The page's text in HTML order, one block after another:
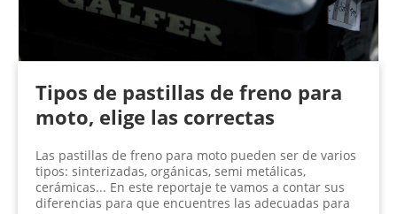
Tipos de pastillas de freno para
moto, elige las correctas
Las pastillas de freno para moto pueden ser de varios
tipos: sinterizadas, orgánicas, semi metálicas,
cerámicas... En este reportaje te vamos a contar sus
diferencias para que encuentres las adecuadas para